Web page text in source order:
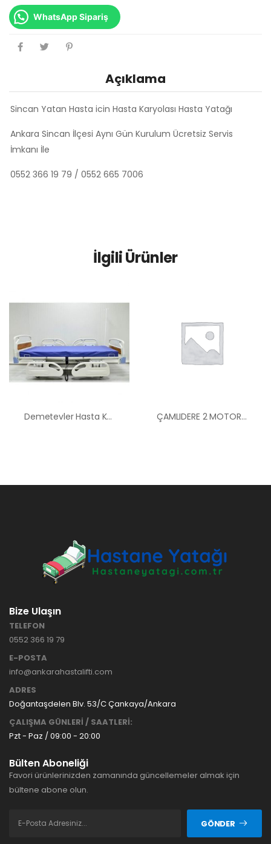
WhatsApp Sipariş
Açıklama
Sincan Yatan Hasta icin Hasta Karyolası Hasta Yatağı
Ankara Sincan İlçesi Aynı Gün Kurulum Ücretsiz Servis
İmkanı İle
0552 366 19 79 / 0552 665 7006
İlgili Ürünler
Demetevler Hasta Karyolası Kiralama Satış Fiyatları ÇAMLIDERE 2 MOTORLU ABS BAŞLI HASTA YATAĞI
Bize Ulaşın
TELEFON
0552 366 19 79
E-POSTA
info@ankarahastalifti.com
ADRES
Doğantaşdelen Blv. 53/C Çankaya/Ankara
ÇALIŞMA GÜNLERİ / SAATLERİ:
Pzt - Paz / 09:00 - 20:00
Bülten Aboneliği
Favori ürünlerinizden zamanında güncellemeler almak için
bültene abone olun.
GÖNDER